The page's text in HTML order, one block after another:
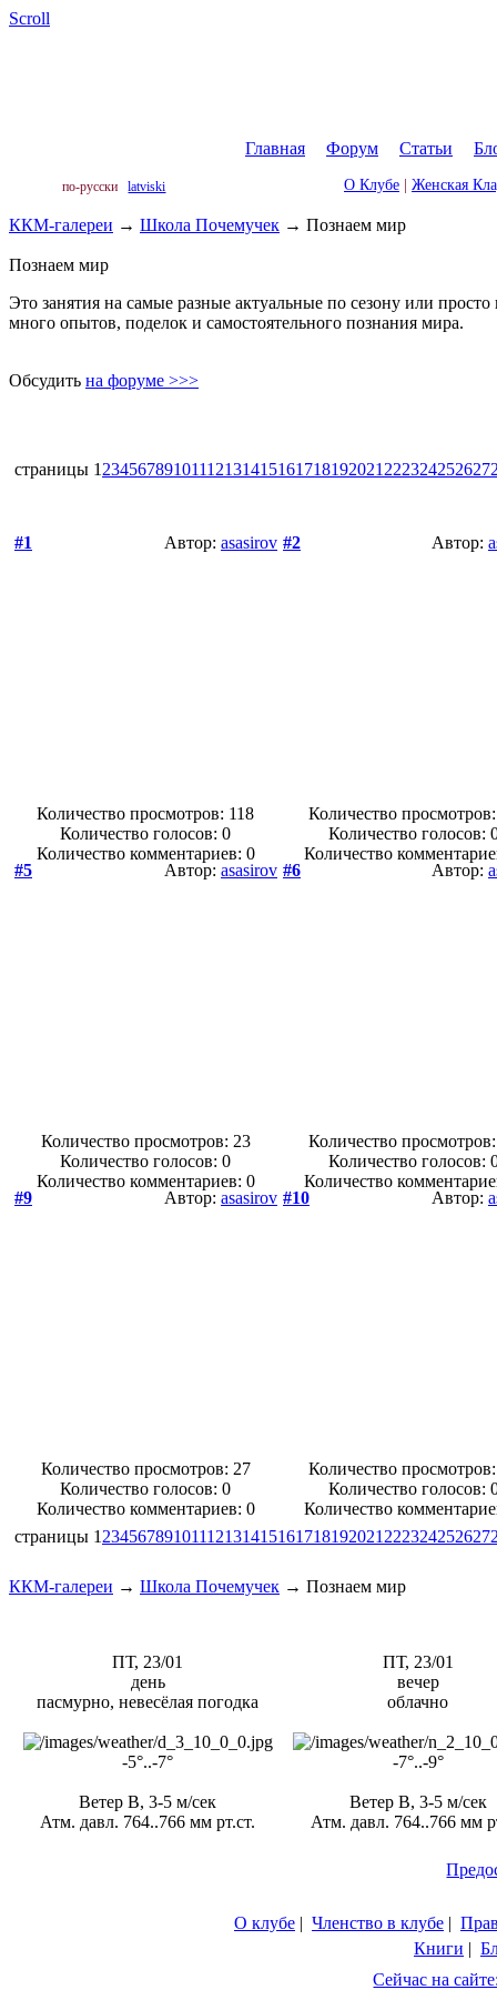
Scroll
Главная Форум Статьи
по-русски latviski О Клубе Женская
ККМ-галереи → Школа Почемучек → Познаем мир
Познаем мир
Это занятия на самые разные актуальные по сезону или
много опытов, поделок и самостоятельного познания мира.
Обсудить на форуме >>>
страницы 1 23456789101112131415161718192021 222324252627
#1 Автор: asasirov
Количество просмотров: 118
Количество голосов:0
Количество комментариев: 0
#2 Автор:
Количество
Количество голосов:
Количество
#5
Автор: asasirov
Количество просмотров: 23
Количество голосов:0
Количество комментариев: 0
#6 Автор:
Количество
Количество голосов:
Количество
#9
Автор: asasirov
Количество просмотров: 27
Количество голосов:0
Количество комментариев: 0
#10 Автор:
Количество
Количество голосов:
Количество
страницы 1 23456789101112131415161718192021 222324252627
ККМ-галереи → Школа Почемучек → Познаем мир
ПТ, 23/01
день
пасмурно, невесёлая погодка
-5°..-7°
Ветер В, 3-5 м/сек
Атм. давл. 764..766 мм рт.ст.
ПТ, 23/01
вечер
облачно
-7°..-9°
Ветер В, 3-5 м/сек
Атм. давл. 764..766 мм
О клубе | Членство в клубе |
Книги |
Сейчас на